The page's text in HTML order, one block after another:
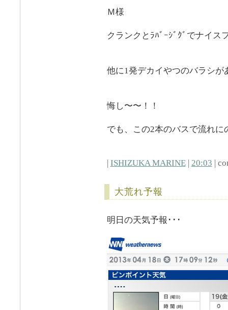
Ｍ様
クランクとﾗﾊﾞｰｼﾞｸﾞでナイス
他に1発デカイやつのバラシが
悔し〜〜！！
でも、この2本のバスで流れに
| ISHIZUKA MARINE| 20:03 |
大荒れ予報
明日の天気予報･･･